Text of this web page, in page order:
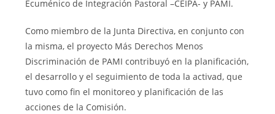
Ecuménico de Integración Pastoral –CEIPA- y PAMI.
Como miembro de la Junta Directiva, en conjunto con
la misma, el proyecto Más Derechos Menos
Discriminación de PAMI contribuyó en la planificación,
el desarrollo y el seguimiento de toda la activad, que
tuvo como fin el monitoreo y planificación de las
acciones de la Comisión.